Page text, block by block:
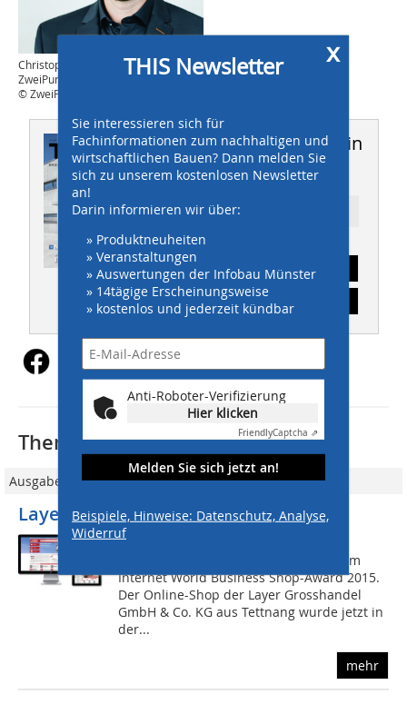
Christoph Hofer, Geschäftsführer
ZweiPunkt GmbH
© ZweiPunkt GmbH
Dieser Artikel erschien in
THIS 03/2023
Ressort: DIGITALISIERUNG
Abonnement
Inhaltsverzeichnis
x
THIS Newsletter
Sie interessieren sich für
Fachinformationen zum nachhaltigen und
wirtschaftlichen Bauen? Dann melden Sie
sich zu unserem kostenlosen Newsletter
an!
Darin informieren wir über:
» Produktneuheiten
» Veranstaltungen
» Auswertungen der Infobau Münster
» 14tägige Erscheinungsweise
» kostenlos und jederzeit kündbar
Anti-Roboter-Verifizierung
Hier klicken
FriendlyCaptcha ⇗
Melden Sie sich jetzt an!
Beispiele, Hinweise: Datenschutz, Analyse,
Widerruf
Thematisch passende Artikel:
Ausgabe 04/2015
Layer-Onlineshop ist top
Eine Auszeichnung gab es für
http://eshop.layer-grosshandel.de beim
Internet World Business Shop-Award 2015.
Der Online-Shop der Layer Grosshandel
GmbH & Co. KG aus Tettnang wurde jetzt in
der...
mehr